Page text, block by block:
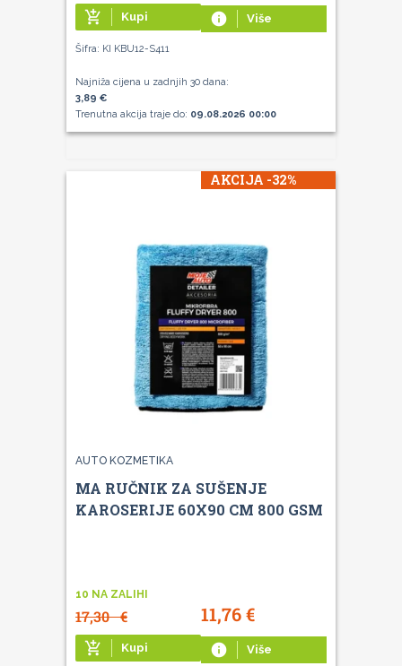
add_shopping_cart Kupi info Više
Šifra: KI KBU12-S411
Najniža cijena u zadnjih 30 dana:
3,89 €
Trenutna akcija traje do: 09.08.2026 00:00
AKCIJA -32%
AUTO KOZMETIKA
MA RUČNIK ZA SUŠENJE
KAROSERIJE 60X90 CM 800 GSM
10 NA ZALIHI
17,30€ 11,76€
add_shopping_cart Kupi info Više